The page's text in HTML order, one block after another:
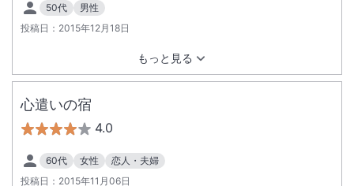
50代
男性
投稿日： 2015年12月18日
もっと見る
心遣いの宿
4.0
60代 女性
恋人・夫婦
投稿日： 2015年11月06日